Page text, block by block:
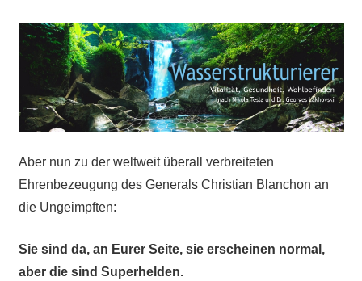
Aber nun zu der weltweit überall verbreiteten
Ehrenbezeugung des Generals Christian Blanchon an
die Ungeimpften:
Sie sind da, an Eurer Seite, sie erscheinen normal,
aber die sind Superhelden.